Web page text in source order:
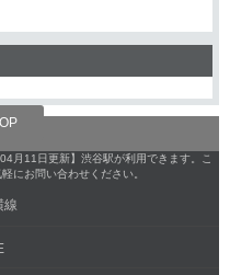
月11日更新】渋谷駅が利用できます。こ
にお問い合わせください。
線